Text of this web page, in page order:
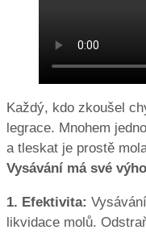
Každý, kdo zkoušel
legrace. Mnohem
a tleskat je prostě
Vysávání má své
1. Efektivita:
likvidace molů.